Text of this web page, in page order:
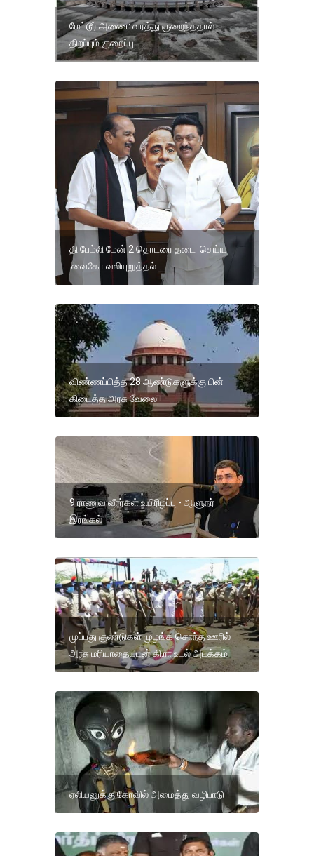
மேட்டூர் அணை: வரத்து குறைந்ததால்
திறப்பும் குறைப்பு.
தி பேம்லி மேன் 2 தொடரை தடை செய்ய
வைகோ வலியுறுத்தல்
விண்ணப்பித்த 28 ஆண்டுகளுக்கு பின்
கிடைத்த அரசு வேலை
9 ராணுவ வீரர்கள் உயிரிழப்பு - ஆளுநர்
இரங்கல்
முப்பது குண்டுகள் முழங்க சொந்த ஊரில்
அரசு மரியாதையுடன் கி.ரா உடல் அடக்கம்
ஏலியனுக்கு கோவில் அமைத்து வழிபாடு